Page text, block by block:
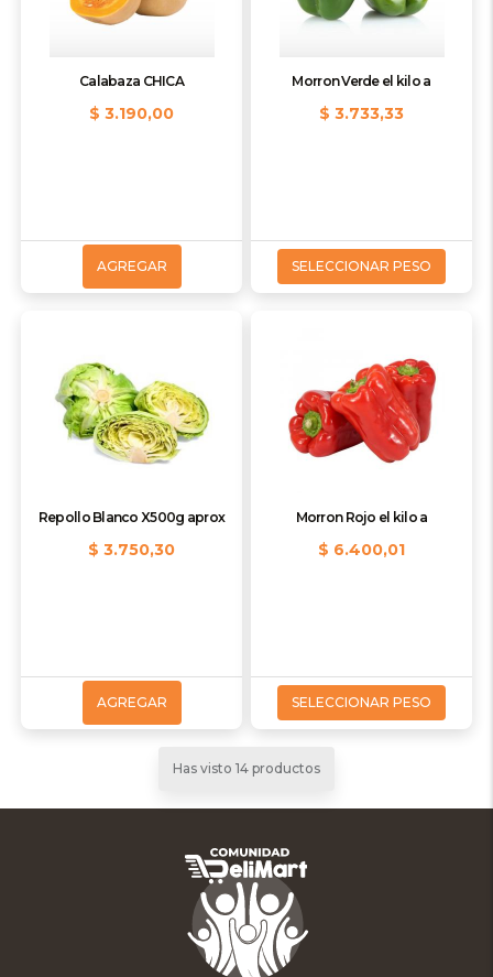
Calabaza CHICA
$ 3.190,00
AGREGAR
Morron Verde el kilo a
$ 3.733,33
SELECCIONAR PESO
Repollo Blanco X500g aprox
$ 3.750,30
AGREGAR
Morron Rojo el kilo a
$ 6.400,01
SELECCIONAR PESO
Has visto 14 productos